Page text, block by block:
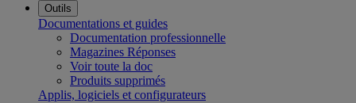
Outils
Documentations et guides
Documentation professionnelle
Magazines Réponses
Voir toute la doc
Produits supprimés
Applis, logiciels et configurateurs